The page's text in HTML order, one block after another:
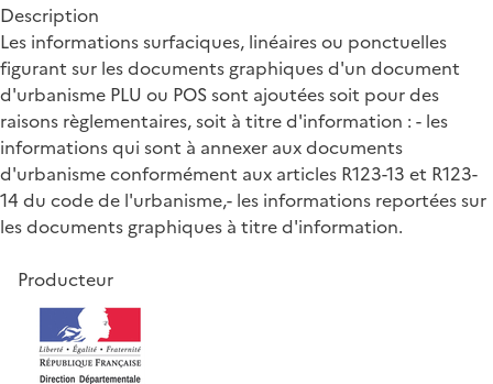
Description
Les informations surfaciques, linéaires ou ponctuelles
figurant sur les documents graphiques d'un document
d'urbanisme PLU ou POS sont ajoutées soit pour des
raisons règlementaires, soit à titre d'information : - les
informations qui sont à annexer aux documents
d'urbanisme conformément aux articles R123-13 et R123-
14 du code de l'urbanisme,- les informations reportées sur
les documents graphiques à titre d'information.
Producteur